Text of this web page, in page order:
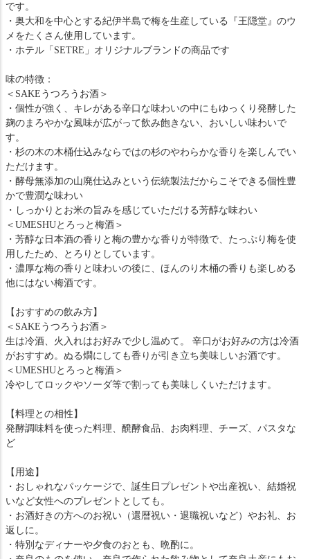
です。
・奥大和を中心とする紀伊半島で梅を生産している『王隠堂』のウ
メをたくさん使用しています。
・ホテル「SETRE」オリジナルブランドの商品です
味の特徴：
＜SAKEうつろうお酒＞
・個性が強く、キレがある辛口な味わいの中にもゆっくり発酵した
麹のまろやかな風味が広がって飲み飽きない、おいしい味わいで
す。
・杉の木の木桶仕込みならではの杉のやわらかな香りを楽しんでい
ただけます。
・酵母無添加の山廃仕込みという伝統製法だからこそできる個性豊
かで豊潤な味わい
・しっかりとお米の旨みを感じていただける芳醇な味わい
＜UMESHUとろっと梅酒＞
・芳醇な日本酒の香りと梅の豊かな香りが特徴で、たっぷり梅を使
用したため、とろりとしています。
・濃厚な梅の香りと味わいの後に、ほんのり木桶の香りも楽しめる
他にはない梅酒です。
【おすすめの飲み方】
＜SAKEうつろうお酒＞
生は冷酒、火入れはお好みで少し温めて。 辛口がお好みの方は冷酒
がおすすめ。ぬる燗にしても香りが引き立ち美味しいお酒です。
＜UMESHUとろっと梅酒＞
冷やしてロックやソーダ等で割っても美味しくいただけます。
【料理との相性】
発酵調味料を使った料理、醗酵食品、お肉料理、チーズ、パスタな
ど
【用途】
・おしゃれなパッケージで、誕生日プレゼントや出産祝い、結婚祝
いなど女性へのプレゼントとしても。
・お酒好きの方へのお祝い（還暦祝い・退職祝いなど）やお礼、お
返しに。
・特別なディナーや夕食のおとも、晩酌に。